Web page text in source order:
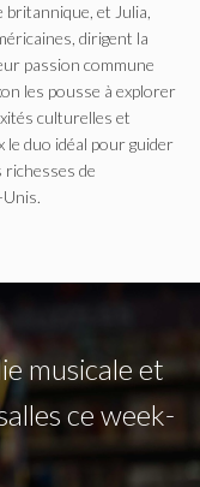
et Julia,
dirigent la
passion commune
les pousse à explorer
culturelles et
duo idéal pour guider
de
musicale et
ce week-